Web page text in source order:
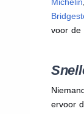
Michelin,
voor de
ervoor